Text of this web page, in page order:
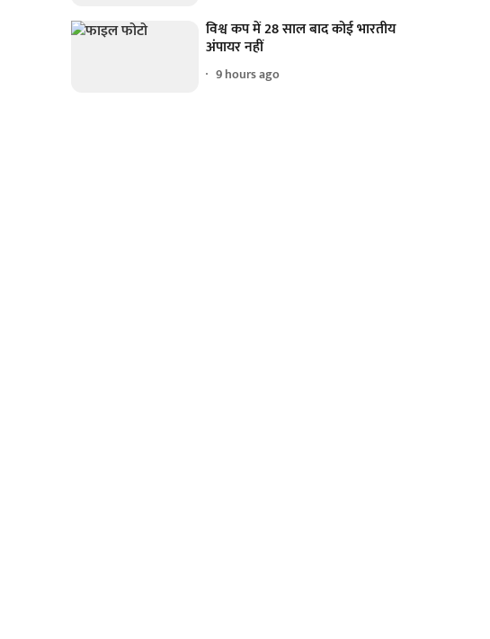
विश्व कप में 28 साल बाद कोई भारतीय
अंपायर नहीं
9 hours ago